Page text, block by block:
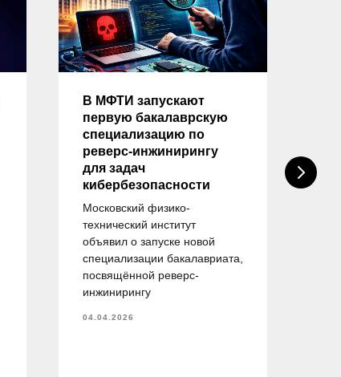
В МФТИ запускают
первую бакалаврскую
специализацию по
реверс-инжинирингу
для задач
кибербезопасности
Московский физико-
технический институт
объявил о запуске новой
специализации бакалавриата,
посвящённой реверс-
инжинирингу
04.04.2026